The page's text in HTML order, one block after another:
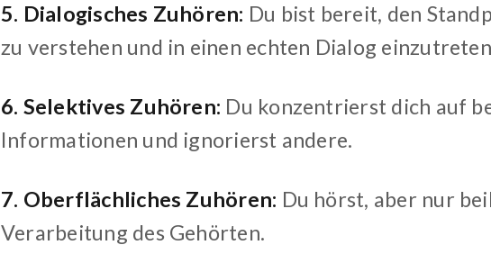
5. Dialogisches Zuhören: Du bist bereit, den
zu verstehen und in einen echten Dialog
6. Selektives Zuhören: Du konzentrierst dich auf
Informationen und ignorierst andere.
7. Oberflächliches Zuhören: Du hörst, aber nur
Verarbeitung des Gehörten.